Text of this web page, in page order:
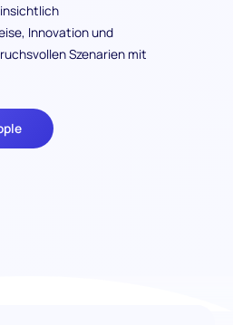
Innovation und
Szenarien mit